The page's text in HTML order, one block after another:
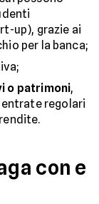
up), grazie ai
per la banca;
o patrimoni,
regolari
con e